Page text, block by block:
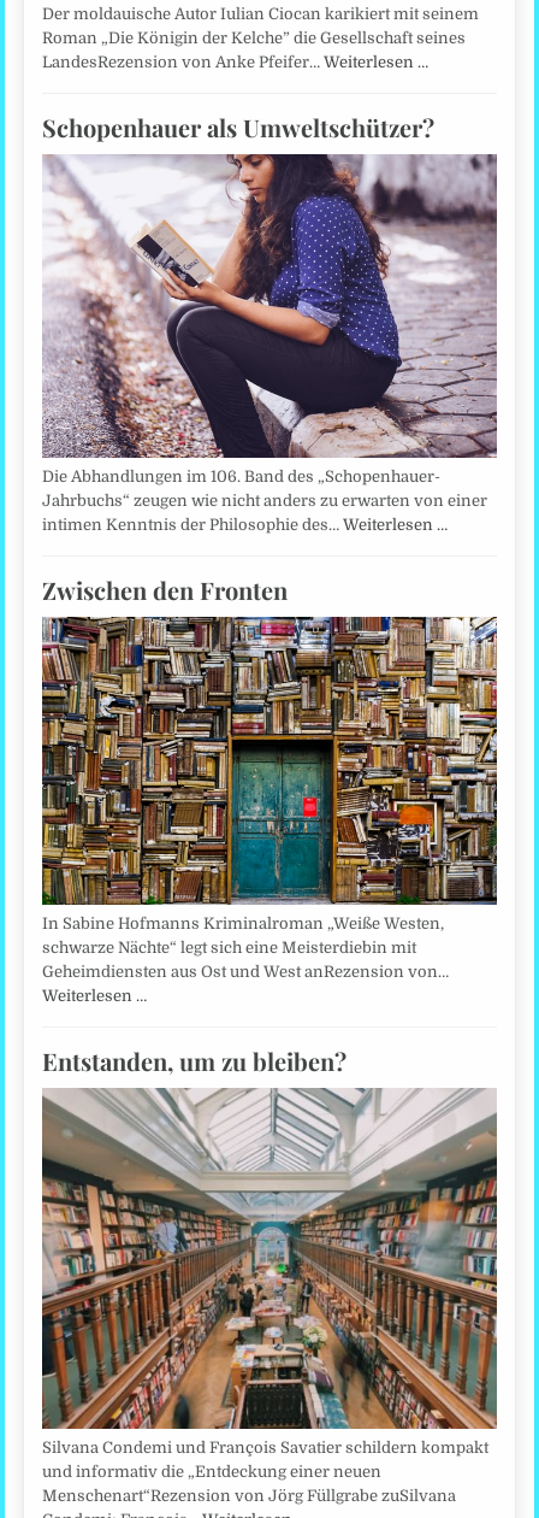
Der moldauische Autor Iulian Ciocan karikiert mit seinem
Roman „Die Königin der Kelche” die Gesellschaft seines
LandesRezension von Anke Pfeifer…Weiterlesen …
Schopenhauer als Umweltschützer?
Die Abhandlungen im 106. Band des „Schopenhauer-
Jahrbuchs“ zeugen wie nicht anders zu erwarten von einer
intimen Kenntnis der Philosophie des…Weiterlesen …
Zwischen den Fronten
In Sabine Hofmanns Kriminalroman „Weiße Westen,
schwarze Nächte“ legt sich eine Meisterdiebin mit
Geheimdiensten aus Ost und West anRezension von…
Weiterlesen …
Entstanden, um zu bleiben?
Silvana Condemi und François Savatier schildern kompakt
und informativ die „Entdeckung einer neuen
Menschenart“Rezension von Jörg Füllgrabe zuSilvana